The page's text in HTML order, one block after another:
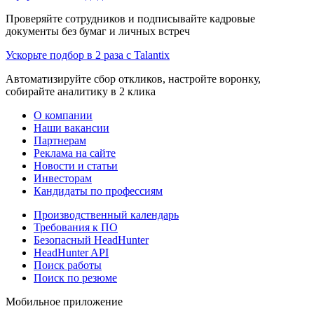
Проверяйте сотрудников и подписывайте кадровые
документы без бумаг и личных встреч
Ускорьте подбор в 2 раза с Talantix
Автоматизируйте сбор откликов, настройте воронку,
собирайте аналитику в 2 клика
О компании
Наши вакансии
Партнерам
Реклама на сайте
Новости и статьи
Инвесторам
Кандидаты по профессиям
Производственный календарь
Требования к ПО
Безопасный HeadHunter
HeadHunter API
Поиск работы
Поиск по резюме
Мобильное приложение